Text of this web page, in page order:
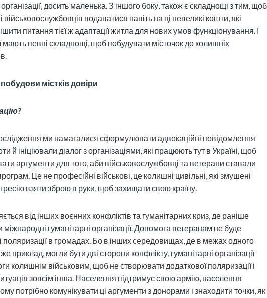
досить маленька. З іншого боку, також є складнощі з тим, щоб
військовослужбовців подаватися навіть на ці невеликі кошти, які
питання тієї ж адаптації житла для нових умов функціонування. І
мають певні складнощі, щоб побудувати місточок до колишніх
містків довіри
ми намагалися сформулювати адвокаційні повідомлення
й ініціювали діалог з організаціями, які працюють тут в Україні, щоб
аргументи для того, аби військовослужбовці та ветерани ставали
Це не професійні військові, це колишні цивільні, які змушені
взяти зброю в руки, щоб захищати свою країну.
від інших воєнних конфліктів та гуманітарних криз, де раніше
гуманітарні організації. Допомога ветеранам не буде
поляризації в громадах. Бо в інших середовищах, де в межах одного
приклад, могли бути дві сторони конфлікту, гуманітарні організації
колишнім військовим, щоб не створювати додаткової поляризації і
зовсім інша. Населення підтримує свою армію, населення
потрібно комунікувати ці аргументи з донорами і знаходити точки, як